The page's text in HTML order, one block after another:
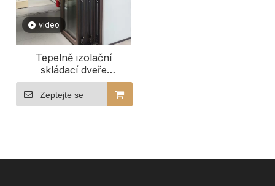
video
Tepelně izolační
skládací dveře
Northtech Custom
Streamlineed Aluminium
Design
Zeptejte se